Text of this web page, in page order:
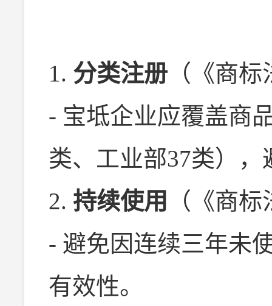
1. 分类注册 （《商
- 宝坻企业应覆盖商
类、工业部37类）
2. 持续使用
（《商
- 避免因连续三年未
有效性。